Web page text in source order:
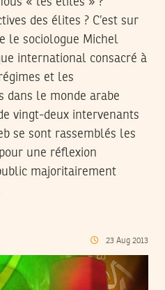
des élites ? C’est sur
le sociologue Michel
international consacré à
et les
dans le monde arabe
vingt-deux intervenants
se sont rassemblés les
une réflexion
majoritairement
23 Aug 2013